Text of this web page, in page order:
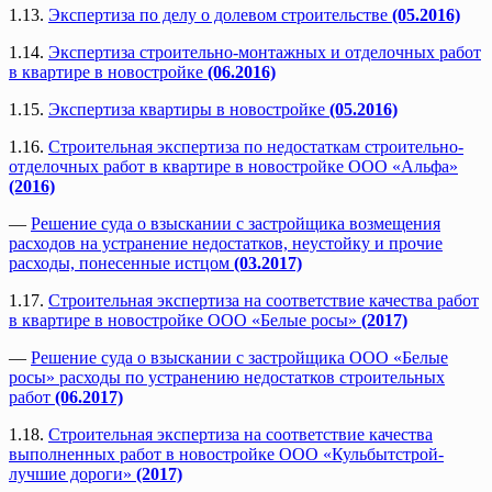
1.13. Экспертиза по делу о долевом строительстве (05.2016)
1.14. Экспертиза строительно-монтажных и отделочных работ
в квартире в новостройке (06.2016)
1.15. Экспертиза квартиры в новостройке (05.2016)
1.16. Строительная экспертиза по недостаткам строительно-
отделочных работ в квартире в новостройке ООО «Альфа»
(2016)
— Решение суда о взыскании с застройщика возмещения
расходов на устранение недостатков, неустойку и прочие
расходы, понесенные истцом (03.2017)
1.17. Строительная экспертиза на соответствие качества работ
в квартире в новостройке ООО «Белые росы» (2017)
— Решение суда о взыскании с застройщика ООО «Белые
росы» расходы по устранению недостатков строительных
работ (06.2017)
1.18. Строительная экспертиза на соответствие качества
выполненных работ в новостройке ООО «Кульбытстрой-
лучшие дороги» (2017)